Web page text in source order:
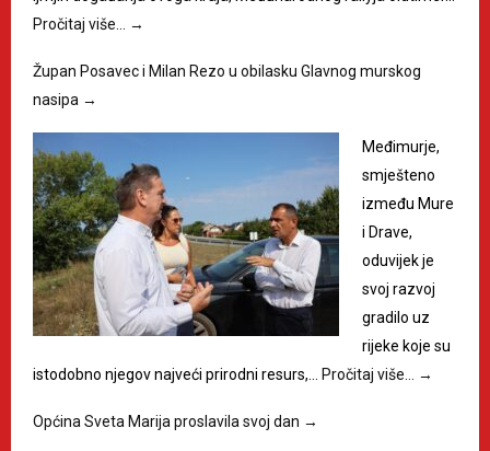
Pročitaj više… →
Župan Posavec i Milan Rezo u obilasku Glavnog murskog
nasipa →
Međimurje,
smješteno
između Mure
i Drave,
oduvijek je
svoj razvoj
gradilo uz
rijeke koje su
istodobno njegov najveći prirodni resurs,… Pročitaj više… →
Općina Sveta Marija proslavila svoj dan →